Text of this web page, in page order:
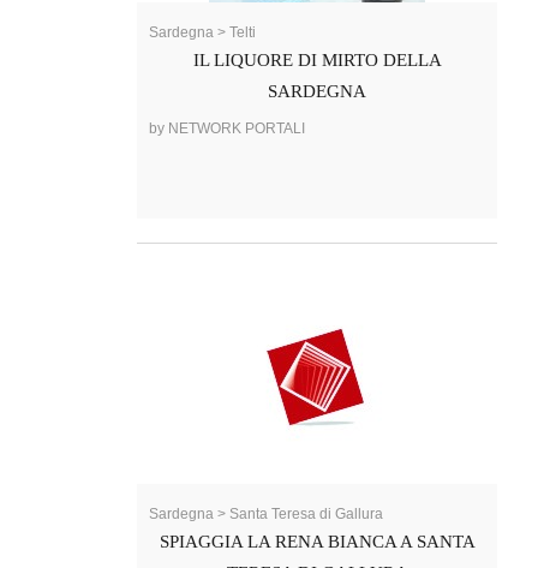
Sardegna > Telti
IL LIQUORE DI MIRTO DELLA
SARDEGNA
by NETWORK PORTALI
Sardegna > Santa Teresa di Gallura
SPIAGGIA LA RENA BIANCA A SANTA